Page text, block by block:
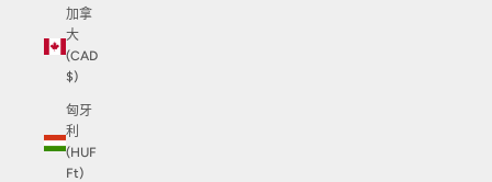
加拿
大
(CAD
$)
匈牙
利
(HUF
Ft)